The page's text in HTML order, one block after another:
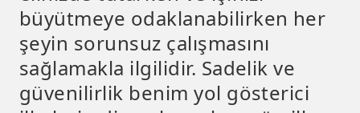
büyütmeye odaklanabilirken her
şeyin sorunsuz çalışmasını
sağlamakla ilgilidir. Sadelik ve
güvenilirlik benim yol gösterici